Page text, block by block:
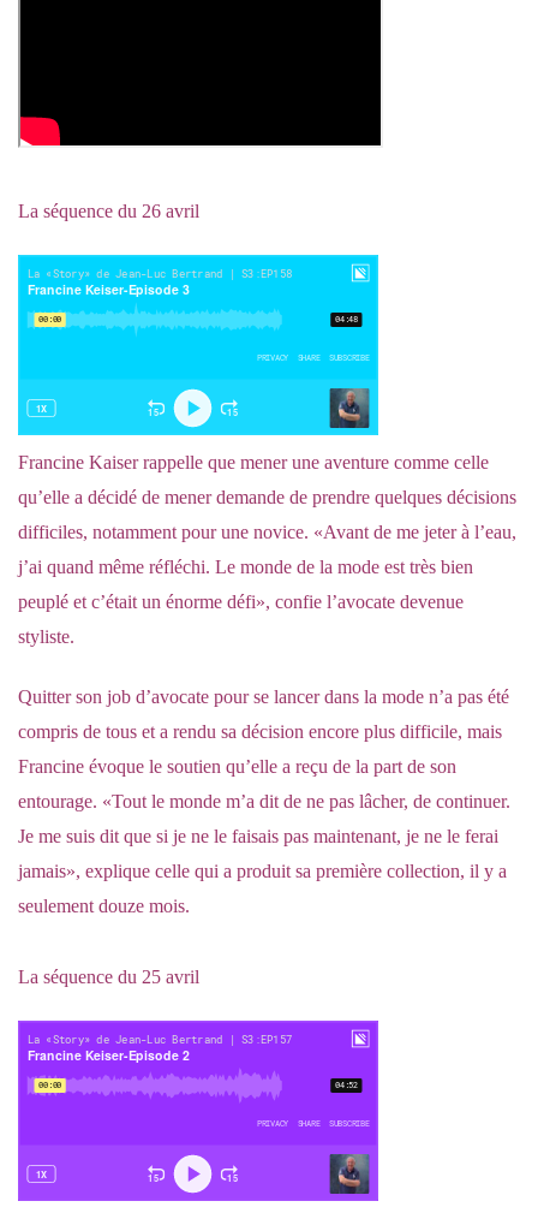
La séquence du 26 avril
Francine Kaiser rappelle que mener une aventure comme celle
qu’elle a décidé de mener demande de prendre quelques décisions
difficiles, notamment pour une novice. «Avant de me jeter à l’eau,
j’ai quand même réfléchi. Le monde de la mode est très bien
peuplé et c’était un énorme défi», confie l’avocate devenue
styliste.
Quitter son job d’avocate pour se lancer dans la mode n’a pas été
compris de tous et a rendu sa décision encore plus difficile, mais
Francine évoque le soutien qu’elle a reçu de la part de son
entourage. «Tout le monde m’a dit de ne pas lâcher, de continuer.
Je me suis dit que si je ne le faisais pas maintenant, je ne le ferai
jamais», explique celle qui a produit sa première collection, il y a
seulement douze mois.
La séquence du 25 avril